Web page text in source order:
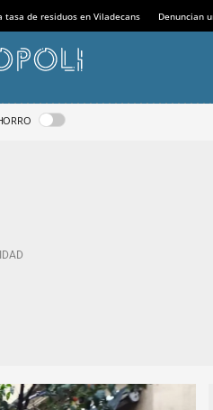
tasa de residuos en Viladecans Denuncian